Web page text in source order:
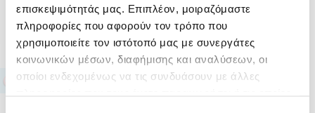
επισκεψιμότητάς μας. Επιπλέον, μοιραζόμαστε
πληροφορίες που αφορούν τον τρόπο που
χρησιμοποιείτε τον ιστότοπό μας με συνεργάτες
κοινωνικών μέσων, διαφήμισης και αναλύσεων, οι
οποίοι ενδεχομένως να τις συνδυάσουν με άλλες